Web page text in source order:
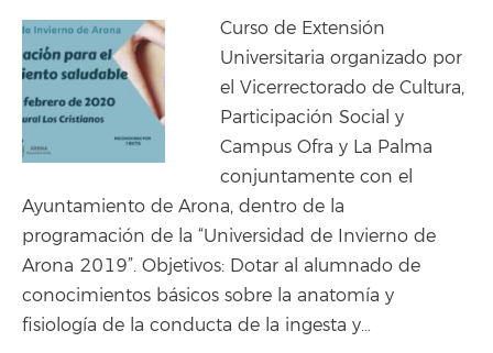
Curso de Extensión
Universitaria organizado por
el Vicerrectorado de Cultura,
Participación Social y
Campus Ofra y La Palma
conjuntamente con el
Ayuntamiento de Arona, dentro de la
programación de la “Universidad de Invierno de
Arona 2019”. Objetivos: Dotar al alumnado de
conocimientos básicos sobre la anatomía y
fisiología de la conducta de la ingesta y…